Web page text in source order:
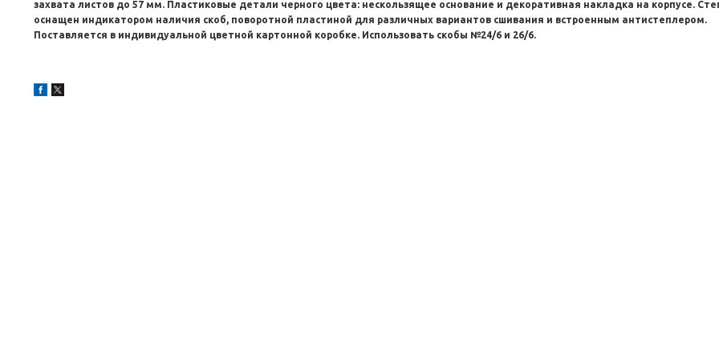
захвата листов до 57 мм. Пластиковые детали черного цвета: нескользящее основание и декоративная накладка на корпусе.
оснащен индикатором наличия скоб, поворотной пластиной для различных вариантов сшивания и встроенным антистеплером.
Поставляется в индивидуальной цветной картонной коробке. Использовать скобы №24/6 и 26/6.